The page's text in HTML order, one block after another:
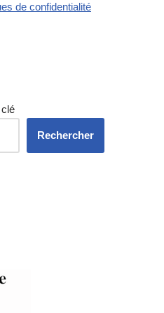
de confidentialité
Rechercher